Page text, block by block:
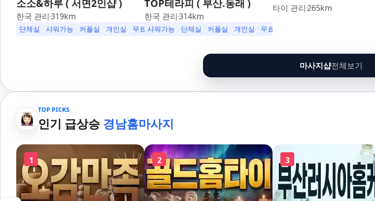
소소&하루 ( 서면2인샵 )
한국 관리319km
단체실 샤워가능 커플실 개인실 무료주차 수면가능 24시영업
TOP테라피 ( 부산.동래 )
한국 관리314km
샤워가능 단체실 커플실 개인실 무료주차
타이 관리265km
마사지샵전체보기
TOP PICKS
인기 급상승 경남홈마사지
1 2 3